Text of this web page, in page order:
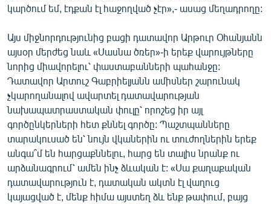
կարծում եմ, էդքան էլ հաջողված չէր»,- ասաց մեղադրողը:
Այս միջնորդությունից բացի դատավոր Արթուր Օհանյանն
այսօր մերժեց նաև «Սասնա ծռեր»-ի երեք վարույթները
նորից միավորելու՝ փաստաբանների պահանջը:
Դատավոր Արտուշ Գաբրիելյանն ամիսներ շարունակ
չկարողանալով ավարտել դատավարության
նախապատրաստական փուլը՝ որոշեց իր այլ
գործընկերների հետ քննել գործը: Պաշտպանները
տարակուսած են՝ նույն վկաներին ու տուժողներին երեք
անգա՞մ են հարցաքննելու, հարց են տալիս նրանք ու
արձանագրում՝ ամեն ինչ ձևական է: «Սա քաղաքական
դատավարություն է, դատական ակտն էլ վաղուց
կայացված է, մենք հիմա այստեղ ձև ենք թափում, բայց